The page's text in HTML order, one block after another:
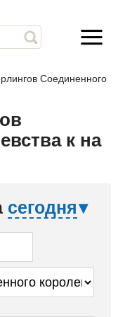
Соединенного
к на
сегодня